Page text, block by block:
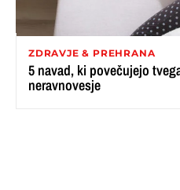
ZDRAVJE & PREHRANA
5 navad, ki povečujejo
neravnovesje